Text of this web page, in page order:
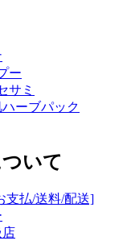
ー
サミ
ーブパック
いて
支払/送料/配送]
店